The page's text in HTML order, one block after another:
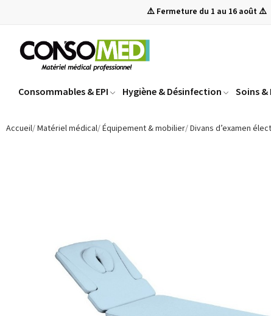
⚠️ Fermeture du 1 au 16 août ⚠️
Consommables & EPI Hygiène & Désinfection Soins &
Accueil Matériel médical Équipement & mobilier Divans d’examen